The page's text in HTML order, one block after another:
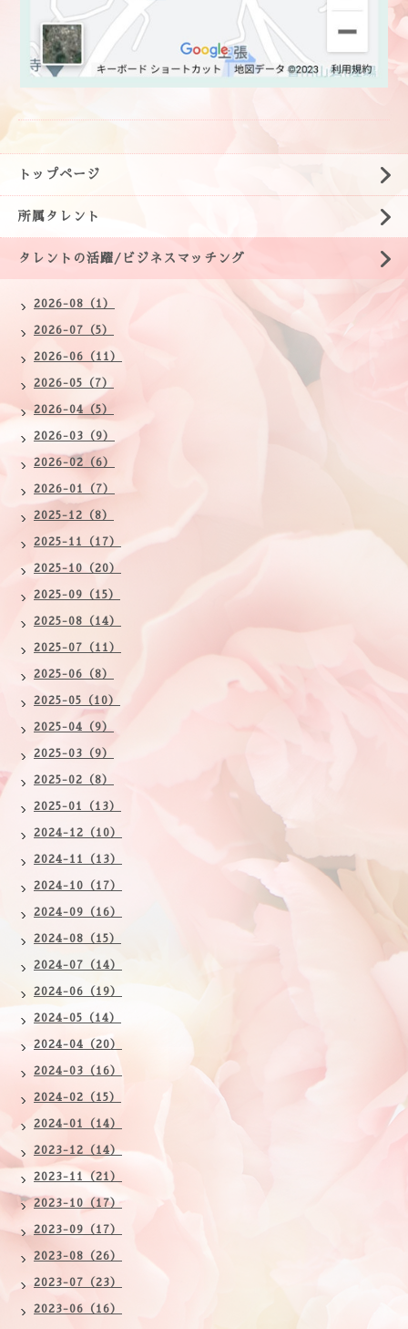
トップページ
所属タレント
タレントの活躍/ビジネスマッチング
2026-08（1）
2026-07（5）
2026-06（11）
2026-05（7）
2026-04（5）
2026-03（9）
2026-02（6）
2026-01（7）
2025-12（8）
2025-11（17）
2025-10（20）
2025-09（15）
2025-08（14）
2025-07（11）
2025-06（8）
2025-05（10）
2025-04（9）
2025-03（9）
2025-02（8）
2025-01（13）
2024-12（10）
2024-11（13）
2024-10（17）
2024-09（16）
2024-08（15）
2024-07（14）
2024-06（19）
2024-05（14）
2024-04（20）
2024-03（16）
2024-02（15）
2024-01（14）
2023-12（14）
2023-11（21）
2023-10（17）
2023-09（17）
2023-08（26）
2023-07（23）
2023-06（16）